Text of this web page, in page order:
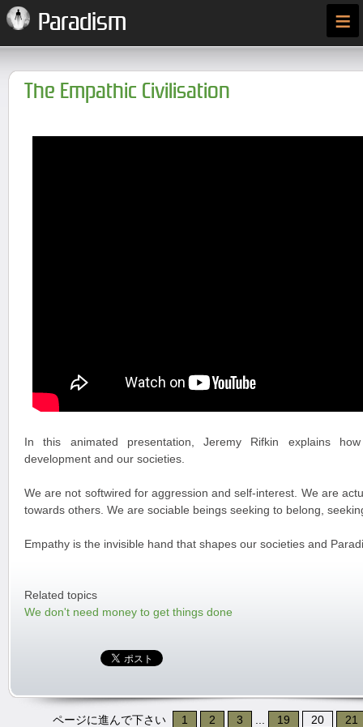
Paradism ≡
The Empathic Civilisation
In this animated presentation, Jeremy Rifkin explains
development and our societies.
We are not softwired for aggression and self-interest. We are
towards others. We are sociable beings seeking to belong,
Empathy is the invisible hand that shapes our societies and
Related topics
We don't need money to get things done
ページに進んで下さい 1 2 3 19 20 21